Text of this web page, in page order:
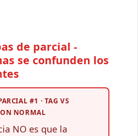
de parcial -
se confunden los
#1 · TAG VS
NORMAL
NO es que la